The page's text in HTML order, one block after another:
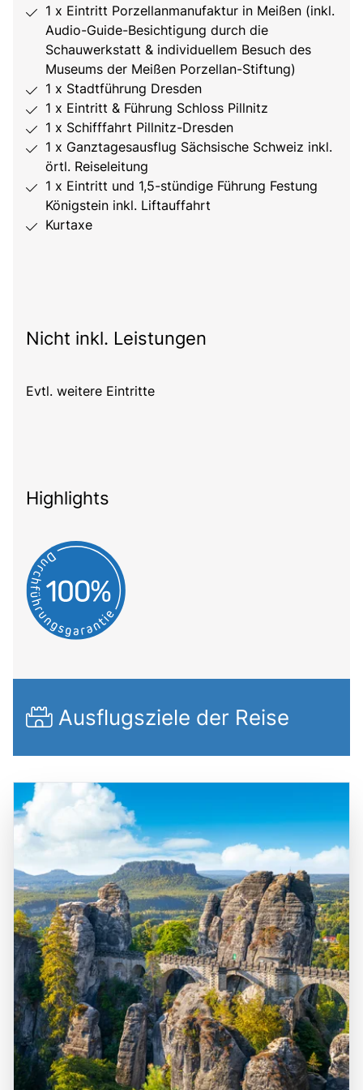
1 x Eintritt Porzellanmanufaktur in Meißen (inkl.
Audio-Guide-Besichtigung durch die
Schauwerkstatt & individuellem Besuch des
Museums der Meißen Porzellan-Stiftung)
1 x Stadtführung Dresden
1 x Eintritt & Führung Schloss Pillnitz
1 x Schifffahrt Pillnitz-Dresden
1 x Ganztagesausflug Sächsische Schweiz inkl.
örtl. Reiseleitung
1 x Eintritt und 1,5-stündige Führung Festung
Königstein inkl. Liftauffahrt
Kurtaxe
Nicht inkl. Leistungen
Evtl. weitere Eintritte
Highlights
Ausflugsziele der Reise